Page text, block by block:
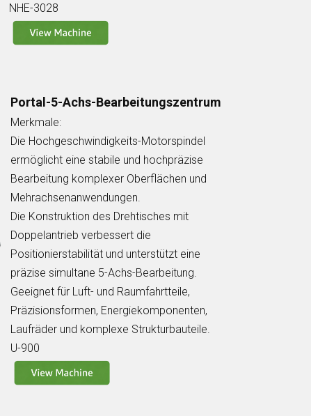
NHE-3028
Portal-5-Achs-Bearbeitungszentrum
Merkmale:
Die Hochgeschwindigkeits-Motorspindel
ermöglicht eine stabile und hochpräzise
Bearbeitung komplexer Oberflächen und
Mehrachsenanwendungen.
Die Konstruktion des Drehtisches mit
Doppelantrieb verbessert die
Positionierstabilität und unterstützt eine
präzise simultane 5-Achs-Bearbeitung.
Geeignet für Luft- und Raumfahrtteile,
Präzisionsformen, Energiekomponenten,
Laufräder und komplexe Strukturbauteile.
U-900